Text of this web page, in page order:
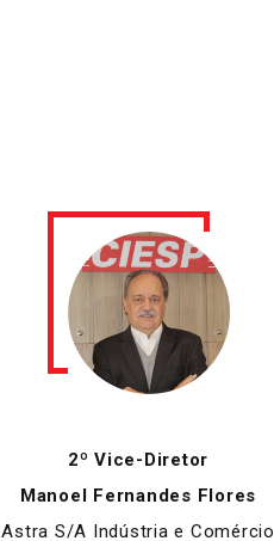
2º Vice-Diretor
Manoel Fernandes Flores
Astra S/A Indústria e Comércio